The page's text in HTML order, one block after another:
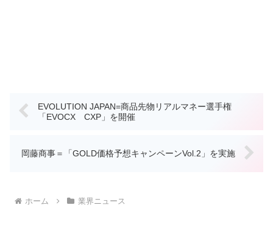
EVOLUTION JAPAN=商品先物リアルマネー選手権
「EVOCX CXP」を開催
岡藤商事＝「GOLD価格予想キャンペーンVol.2」を実施
ホーム 業界ニュース